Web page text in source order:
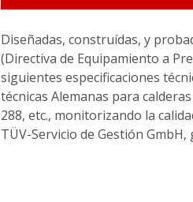
Diseñadas, construídas, y
(Directiva de Equipamiento a
siguientes especificaciones
técnicas Alemanas para
288, etc., monitorizando la
TÜV-Servicio de Gestión